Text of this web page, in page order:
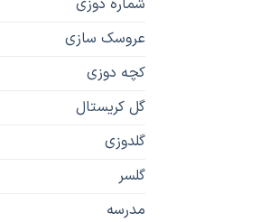
عروسک سازی
کچه دوزی
گل کریستال
گلدوزی
گلسر
مدرسه